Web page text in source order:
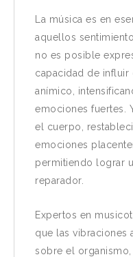
La música es en
aquellos
no es posible
capacidad de influir
anímico,
emociones fuertes.
el cuerpo,
emociones
permitiendo lograr
reparador.
Expertos en
que las vibraciones
sobre el organismo,